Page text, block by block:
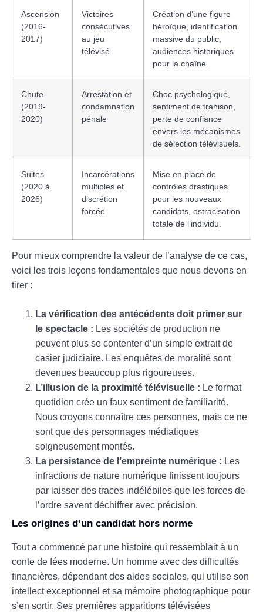
Ascension
(2016-
2017)
Victoires
consécutives
au jeu
télévisé
Création d’une figure
héroïque, identification
massive du public,
audiences historiques
pour la chaîne.
Chute
(2019-
2020)
Arrestation et
condamnation
pénale
Choc psychologique,
sentiment de trahison,
perte de confiance
envers les mécanismes
de sélection télévisuels.
Suites
(2020 à
2026)
Incarcérations
multiples et
discrétion
forcée
Mise en place de
contrôles drastiques
pour les nouveaux
candidats, ostracisation
totale de l’individu.
Pour mieux comprendre la valeur de l’analyse de ce cas,
voici les trois leçons fondamentales que nous devons en
tirer :
La vérification des antécédents doit primer sur
le spectacle : Les sociétés de production ne
peuvent plus se contenter d’un simple extrait de
casier judiciaire. Les enquêtes de moralité sont
devenues beaucoup plus rigoureuses.
L’illusion de la proximité télévisuelle : Le format
quotidien crée un faux sentiment de familiarité.
Nous croyons connaître ces personnes, mais ce ne
sont que des personnages médiatiques
soigneusement montés.
La persistance de l’empreinte numérique : Les
infractions de nature numérique finissent toujours
par laisser des traces indélébiles que les forces de
l’ordre savent déchiffrer avec précision.
Les origines d’un candidat hors norme
Tout a commencé par une histoire qui ressemblait à un
conte de fées moderne. Un homme avec des difficultés
financières, dépendant des aides sociales, qui utilise son
intellect exceptionnel et sa mémoire photographique pour
s’en sortir. Ses premières apparitions télévisées